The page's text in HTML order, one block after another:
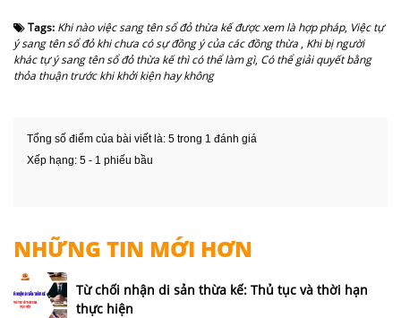
Tags: Khi nào việc sang tên sổ đỏ thừa kế được xem là hợp pháp, Việc tự
ý sang tên sổ đỏ khi chưa có sự đồng ý của các đồng thừa, Khi bị người
khác tự ý sang tên sổ đỏ thừa kế thì có thể làm gì, Có thể giải quyết bằng
thỏa thuận trước khi khởi kiện hay không
Tổng số điểm của bài viết là: 5 trong 1 đánh giá
Xếp hạng: 5 - 1 phiếu bầu
NHỮNG TIN MỚI HƠN
Từ chối nhận di sản thừa kế: Thủ tục và thời hạn
thực hiện